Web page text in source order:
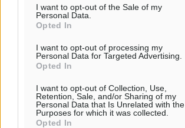
I want to opt-out of the Sale of my
Personal Data.
Opted In
I want to opt-out of processing my
Personal Data for Targeted Advertising.
Opted In
I want to opt-out of Collection, Use,
Retention, Sale, and/or Sharing of my
Personal Data that Is Unrelated with the
Purposes for which it was collected.
Opted In